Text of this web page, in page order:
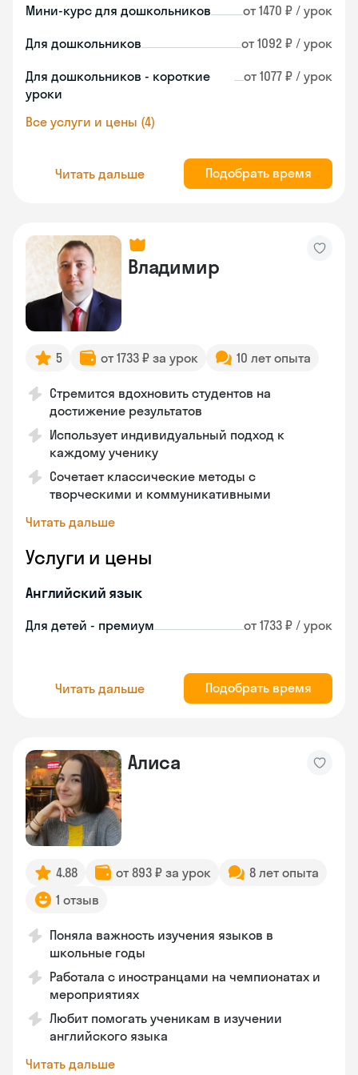
Мини-курс для дошкольников от 1470 ₽ / урок
Для дошкольников от 1092 ₽ / урок
Для дошкольников - короткие
уроки
от 1077 ₽ / урок
Все услуги и цены (4)
Читать дальше Подобрать время
Владимир
5 от 1733 ₽ за урок 10 лет опыта
Стремится вдохновить студентов на
достижение результатов
Использует индивидуальный подход к
каждому ученику
Сочетает классические методы с
творческими и коммуникативными
Читать дальше
Услуги и цены
Английский язык
Для детей - премиум от 1733 ₽ / урок
Читать дальше Подобрать время
Алиса
4.88 от 893 ₽ за урок
8 лет опыта
1 отзыв
Поняла важность изучения языков в
школьные годы
Работала с иностранцами на чемпионатах и
мероприятиях
Любит помогать ученикам в изучении
английского языка
Читать дальше